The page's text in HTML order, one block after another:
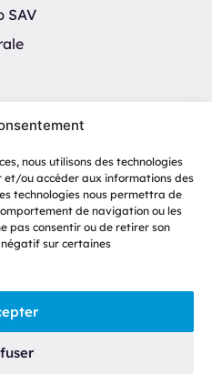
nous utilisons des technologies
et/ou accéder aux informations des
technologies nous permettra de
de navigation ou les
pas consentir ou de retirer son
sur certaines
DE
SAV
Mentions légales
Politique de cookies